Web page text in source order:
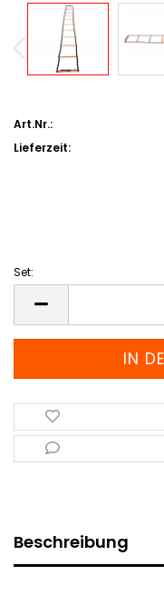
Art.Nr.:
Lieferzeit:
Set:
Beschreibung